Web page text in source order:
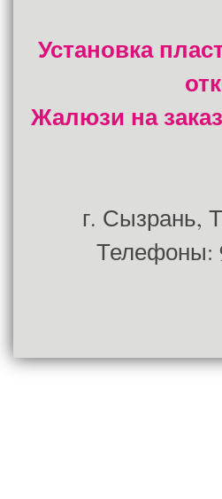
Установка
Жалюзи на заказ
г. Сызрань,
Телефоны: